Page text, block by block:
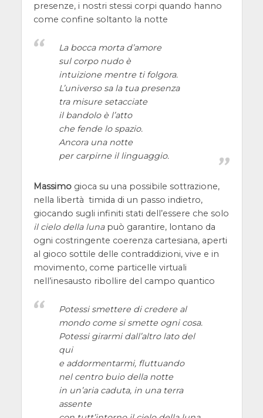
presenze, i nostri stessi corpi quando hanno
come confine soltanto la notte
La bocca morta d’amore
sul corpo nudo è
intuizione mentre ti folgora.
L’universo sa la tua presenza
tra misure setacciate
il bandolo è l’atto
che fende lo spazio.
Ancora una notte
per carpirne il linguaggio.
Massimogioca su una possibile sottrazione,
nella libertà timida di un passo indietro,
giocando sugli infiniti stati dell’essere che solo
il cielo della lunapuò garantire, lontano da
ogni costringente coerenza cartesiana, aperti
al gioco sottile delle contraddizioni, vive e in
movimento, come particelle virtuali
nell’inesausto ribollire del campo quantico
Potessi smettere di credere al
mondo come si smette ogni cosa.
Potessi girarmi dall’altro lato del
qui
e addormentarmi, fluttuando
nel centro buio della notte
in un’aria caduta, in una terra
assente